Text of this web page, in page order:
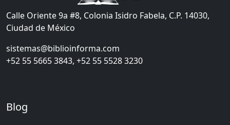
Calle Oriente 9a #8, Colonia Isidro Fabela, C.P. 14030,
Ciudad de México
sistemas@biblioinforma.com
+52 55 5665 3843, +52 55 5528 3230
Blog